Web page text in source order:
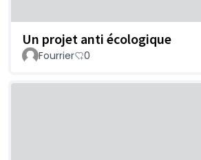
Un projet anti écologique
Fourrier 0